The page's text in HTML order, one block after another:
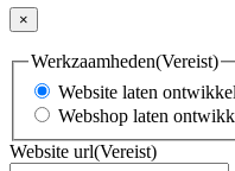
×
Werkzaamheden(Vereist)
Website laten
Webshop laten
Website url(Vereist)